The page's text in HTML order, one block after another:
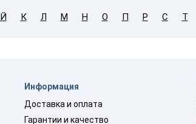
Й К Л М Н О П Р С Т
Информация
Доставка и оплата
Гарантии и качество